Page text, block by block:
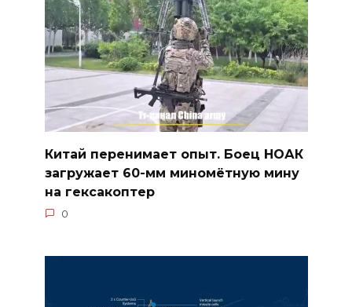
Китай перенимает опыт. Боец НОАК
загружает 60-мм миномётную мину
на гексакоптер
0